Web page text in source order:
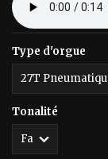
Type d'orgue
Tonalité